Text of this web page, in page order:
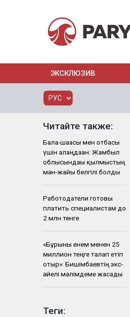
ЭКСКЛЮЗИВ
Читайте также:
Бала-шағасы мен отбасы
үшін алаңдаған: Жамбыл
облысындағы қылмыстың
мән-жайы белгілі болды
Работодатели готовы
платить специалистам до
2 млн тенге
«Бұрынғы енем менен 25
миллион теңге талап етіп
отыр»: Бишімбаевтің экс-
әйелі мәлімдеме жасады
Теги: